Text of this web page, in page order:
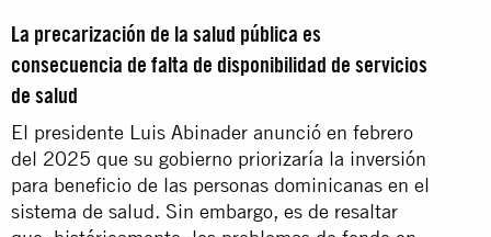
La precarización de la salud pública es
consecuencia de falta de disponibilidad de servicios
de salud
El presidente Luis Abinader anunció en febrero
del 2025 que su gobierno priorizaría la inversión
para beneficio de las personas dominicanas en el
sistema de salud. Sin embargo, es de resaltar